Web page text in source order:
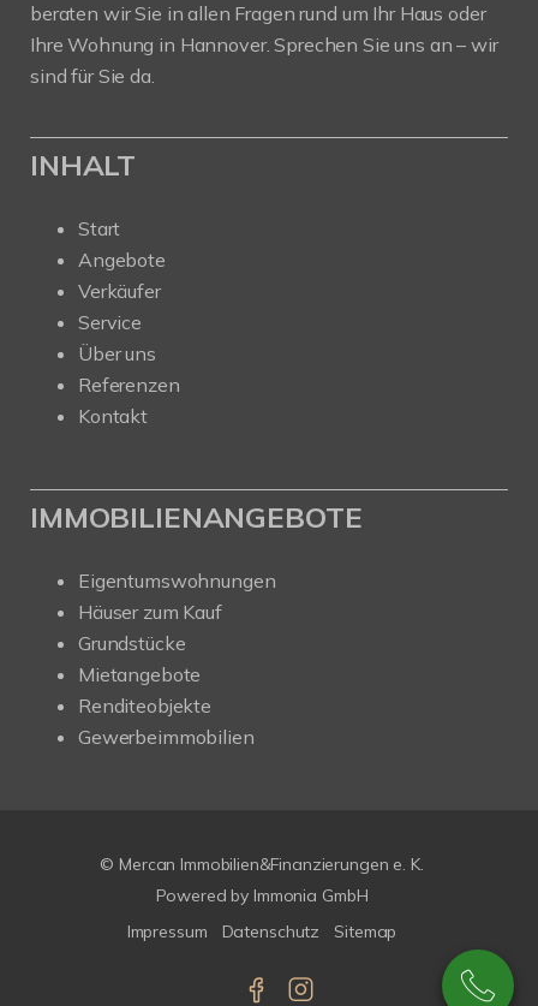
beraten wir Sie in allen Fragen rund um Ihr Haus oder
Ihre Wohnung in Hannover. Sprechen Sie uns an – wir
sind für Sie da.
INHALT
Start
Angebote
Verkäufer
Service
Über uns
Referenzen
Kontakt
IMMOBILIENANGEBOTE
Eigentumswohnungen
Häuser zum Kauf
Grundstücke
Mietangebote
Renditeobjekte
Gewerbeimmobilien
© Mercan Immobilien&Finanzierungen e. K.
Powered by Immonia GmbH
Impressum
Datenschutz Sitemap